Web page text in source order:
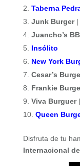
Taberna
Junk Burger|
Juancho’s
Insólito
New York
Cesar’s
Frankie
Viva Burguer
Queen
Disfruta de tu
Internacional